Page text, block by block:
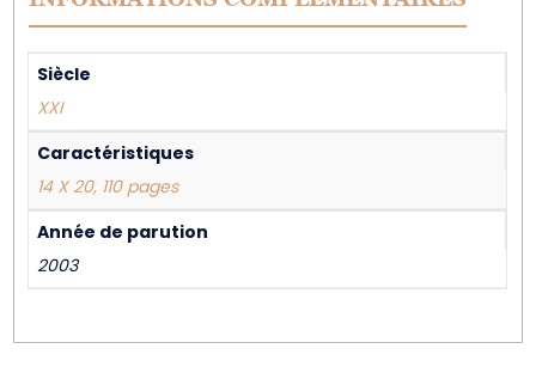
Siècle
XXI
Caractéristiques
14 X 20, 110 pages
Année de parution
2003